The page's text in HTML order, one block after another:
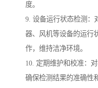
度。
9. 设备运行状态检测：
器、风机等设备的运行
作，维持洁净环境。
10. 定期维护和校准：
确保检测结果的准确性